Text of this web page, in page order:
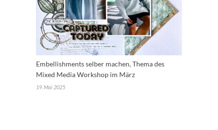
Embellishments selber machen, Thema des
Mixed Media Workshop im März
19. Mai 2025